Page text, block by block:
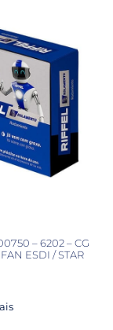
– 6202 – CG
ESDI / STAR